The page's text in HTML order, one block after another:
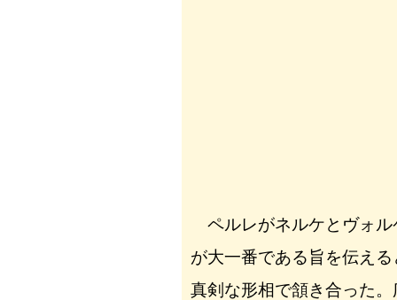
ペルレがネルケとヴォル
が大一番である旨を伝え
真剣な形相で頷き合った